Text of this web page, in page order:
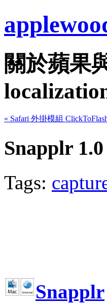
關於蘋果
« Safari 外掛模組
Snapplr
Tags:
Snapplr